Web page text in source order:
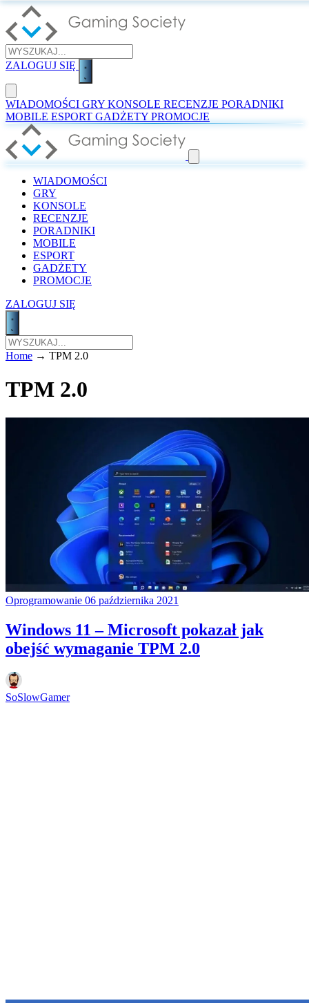
ZALOGUJ SIĘ
WIADOMOŚCI GRY KONSOLE RECENZJE PORADNIKI
MOBILE ESPORT GADŻETY PROMOCJE
WIADOMOŚCI
GRY
KONSOLE
RECENZJE
PORADNIKI
MOBILE
ESPORT
GADŻETY
PROMOCJE
ZALOGUJ SIĘ
Home → TPM 2.0
TPM 2.0
Oprogramowanie 06 października 2021
Windows 11 – Microsoft pokazał jak
obejść wymaganie TPM 2.0
SoSlowGamer